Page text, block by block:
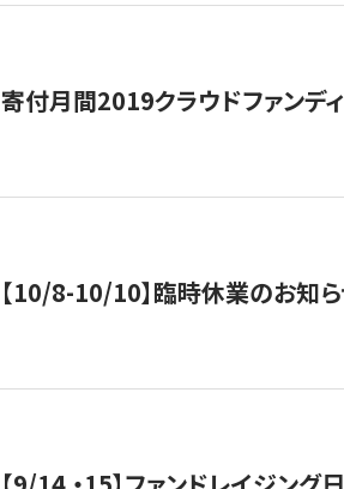
寄付月間2019クラウドファンデ
【10/8-10/10】臨時休業のお知